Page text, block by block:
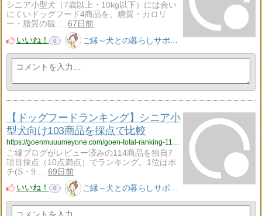
シニア小型犬（7歳以上・10kg以下）には合い
にくいドッグフード4商品を、糖質・カロリ
ー・脂質の観…
67日前
いいね！
0 ご縁～犬との暮らしサポート～
【ドッグフードランキング】シニア小
型犬向け103商品を採点で比較
https://goenmuuumeyone.com/goen-total-ranking-114-senior-small-dog/
ご縁ブログがレビュー済みの114商品を独自7
項目採点（10点満点）でランキング。1位はポ
チ(S・9…
69日前
いいね！
0 ご縁～犬との暮らしサポート～